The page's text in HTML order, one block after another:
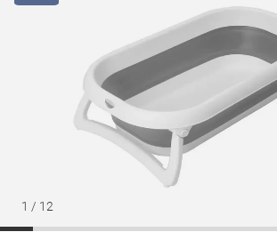
1 / 12